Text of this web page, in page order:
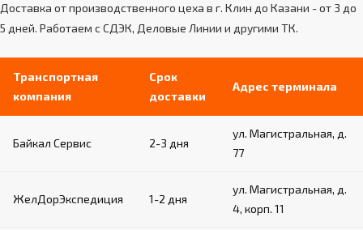
Доставка от производственного цеха в г. Клин до Казани - от 3 до
5 дней. Работаем с СДЭК, Деловые Линии и другими ТК.
Транспортная
компания
Срок
доставки
Адрес терминала
Байкал Сервис 2-3 дня
ул. Магистральная, д.
77
ЖелДорЭкспедиция 1-2 дня
ул. Магистральная, д.
4, корп. 11